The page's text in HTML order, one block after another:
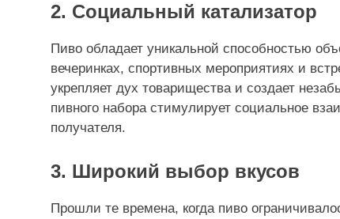
2. Социальный катализатор
Пиво обладает уникальной способностью
вечеринках, спортивных мероприятиях и
укрепляет дух товарищества и создает
пивного набора стимулирует социальное
получателя.
3. Широкий выбор вкусов
Прошли те времена, когда пиво